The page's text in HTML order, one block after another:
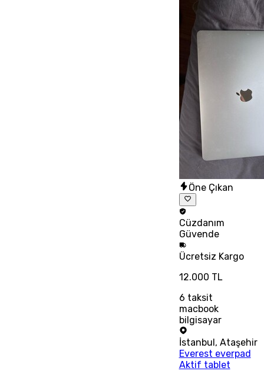
Öne Çıkan
Cüzdanım
Güvende
Ücretsiz Kargo
12.000 TL
6 taksit
macbook
bilgisayar
İstanbul , Ataşehir
Everest everpad
Aktif tablet